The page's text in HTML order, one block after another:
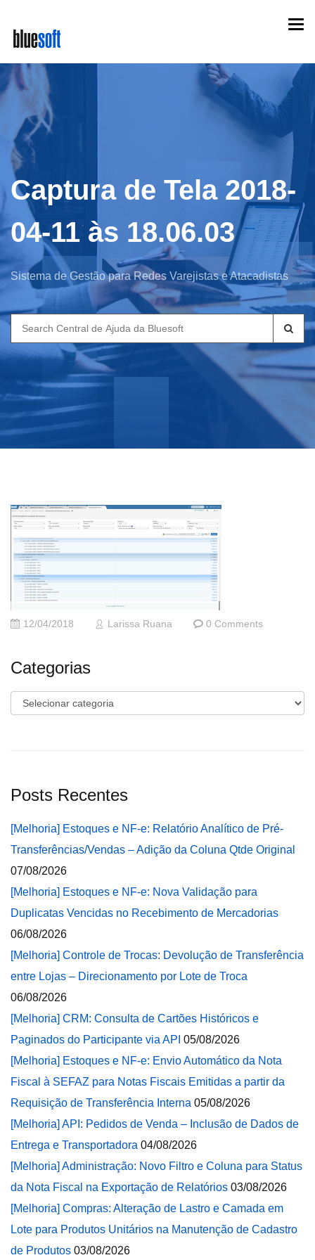
main
content
Captura de Tela 2018-
04-11 às 18.06.03
Sistema de Gestão para Redes Varejistas e Atacadistas
Search
for:
12/04/2018 Larissa Ruana 0 Comments
Categorias
Categorias
Posts Recentes
[Melhoria] Estoques e NF-e: Relatório Analítico de Pré-
Transferências/Vendas – Adição da Coluna Qtde Original
07/08/2026
[Melhoria] Estoques e NF-e: Nova Validação para
Duplicatas Vencidas no Recebimento de Mercadorias
06/08/2026
[Melhoria] Controle de Trocas: Devolução de Transferência
entre Lojas – Direcionamento por Lote de Troca
06/08/2026
[Melhoria] CRM: Consulta de Cartões Históricos e
Paginados do Participante via API 05/08/2026
[Melhoria] Estoques e NF-e: Envio Automático da Nota
Fiscal à SEFAZ para Notas Fiscais Emitidas a partir da
Requisição de Transferência Interna 05/08/2026
[Melhoria] API: Pedidos de Venda – Inclusão de Dados de
Entrega e Transportadora 04/08/2026
[Melhoria] Administração: Novo Filtro e Coluna para Status
da Nota Fiscal na Exportação de Relatórios 03/08/2026
[Melhoria] Compras: Alteração de Lastro e Camada em
Lote para Produtos Unitários na Manutenção de Cadastro
de Produtos 03/08/2026